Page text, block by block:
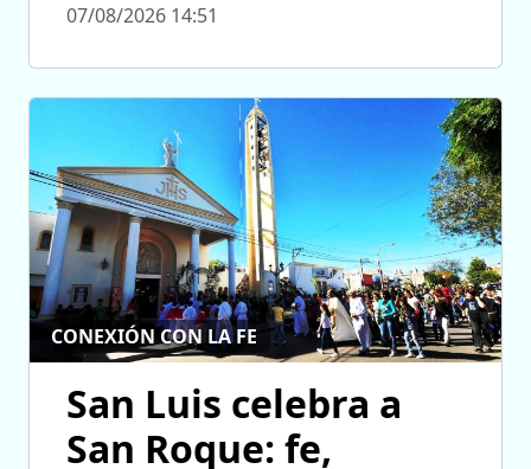
07/08/2026 14:51
CONEXIÓN CON LA FE
San Luis celebra a
San Roque: fe,